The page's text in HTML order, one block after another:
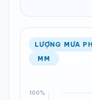
LƯỢNG MƯA
MM